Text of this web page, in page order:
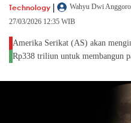
Technology |
Wahyu Dwi Anggoro
27/03/2026 12:35 WIB
Amerika Serikat (AS) akan
Rp338 triliun untuk membangun